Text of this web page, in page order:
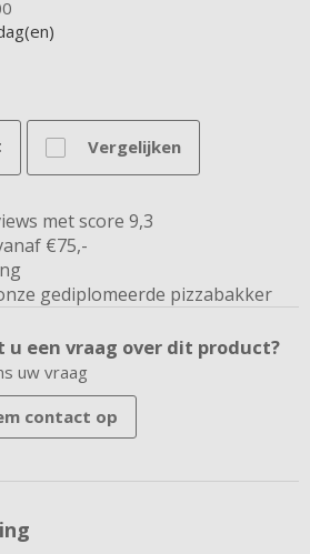
Vergelijken
met score 9,3
€75,-
gediplomeerde pizzabakker
u een vraag over dit product?
uw vraag
contact op